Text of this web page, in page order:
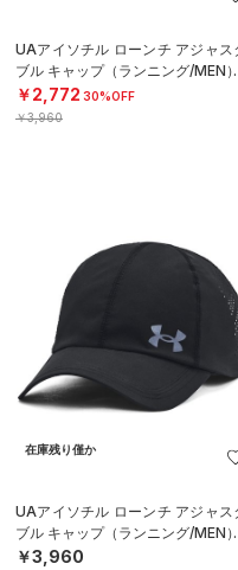
UAアイソチル ローンチ アジャス
ブル キャップ（ランニング/MEN
￥2,772 30%OFF
￥3,960
在庫残り僅か
UAアイソチル ローンチ アジャス
ブル キャップ（ランニング/MEN
￥3,960